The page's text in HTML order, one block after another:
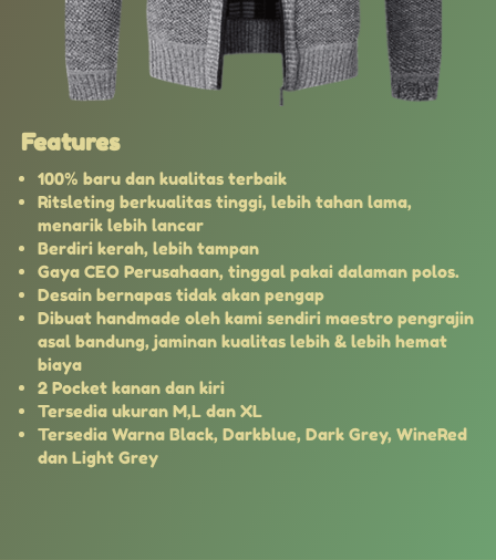
Features
100% baru dan kualitas terbaik
Ritsleting berkualitas tinggi, lebih tahan lama,
menarik lebih lancar
Berdiri kerah, lebih tampan
Gaya CEO Perusahaan, tinggal pakai dalaman polos.
Desain bernapas tidak akan pengap
Dibuat handmade oleh kami sendiri maestro pengrajin
asal bandung, jaminan kualitas lebih & lebih hemat
biaya
2 Pocket kanan dan kiri
Tersedia ukuran M,L dan XL
Tersedia Warna Black, Darkblue, Dark Grey, WineRed
dan Light Grey